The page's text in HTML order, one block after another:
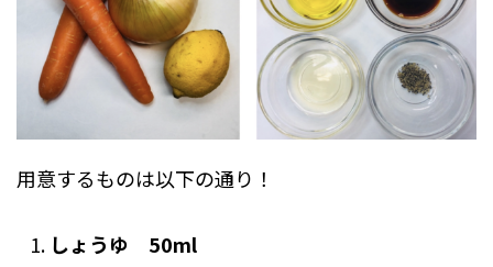
用意するものは以下の通り！
しょうゆ 50ml